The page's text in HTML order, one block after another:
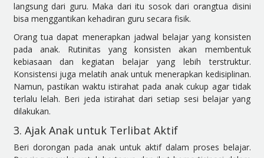
langsung dari guru. Maka dari itu sosok dari orangtua disini
bisa menggantikan kehadiran guru secara fisik.
Orang tua dapat menerapkan jadwal belajar yang konsisten
pada anak. Rutinitas yang konsisten akan membentuk
kebiasaan dan kegiatan belajar yang lebih terstruktur.
Konsistensi juga melatih anak untuk menerapkan kedisiplinan.
Namun, pastikan waktu istirahat pada anak cukup agar tidak
terlalu lelah. Beri jeda istirahat dari setiap sesi belajar yang
dilakukan.
3. Ajak Anak untuk Terlibat Aktif
Beri dorongan pada anak untuk aktif dalam proses belajar.